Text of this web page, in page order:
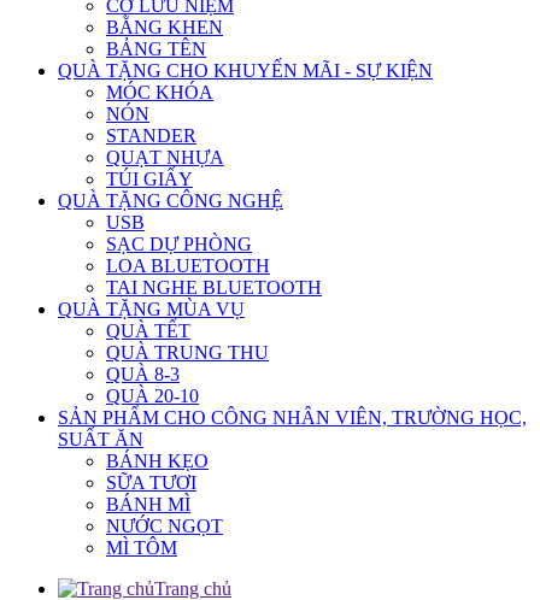
CỜ LƯU NIỆM
BẰNG KHEN
BẢNG TÊN
QUÀ TẶNG CHO KHUYẾN MÃI - SỰ KIỆN
MÓC KHÓA
NÓN
STANDER
QUẠT NHỰA
TÚI GIẤY
QUÀ TẶNG CÔNG NGHỆ
USB
SẠC DỰ PHÒNG
LOA BLUETOOTH
TAI NGHE BLUETOOTH
QUÀ TẶNG MÙA VỤ
QUÀ TẾT
QUÀ TRUNG THU
QUÀ 8-3
QUÀ 20-10
SẢN PHẨM CHO CÔNG NHÂN VIÊN, TRƯỜNG HỌC,
SUẤT ĂN
BÁNH KẸO
SỮA TƯƠI
BÁNH MÌ
NƯỚC NGỌT
MÌ TÔM
Trang chủ